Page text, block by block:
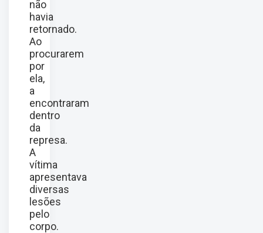
não
havia
retornado.
Ao
procurarem
por
ela,
a
encontraram
dentro
da
represa.
A
vítima
apresentava
diversas
lesões
pelo
corpo.